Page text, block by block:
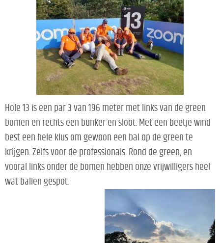
Hole 13 is een par 3 van 196 meter met links van de green
bomen en rechts een bunker en sloot. Met een beetje wind
best een hele klus om gewoon een bal op de green te
krijgen. Zelfs voor de professionals. Rond de green, en
vooral links onder de bomen hebben onze vrijwilligers heel
wat ballen gespot.